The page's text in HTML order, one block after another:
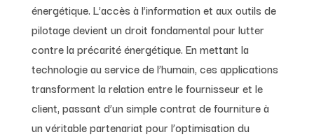
énergétique. L’accès à l’information et aux outils de
pilotage devient un droit fondamental pour lutter
contre la précarité énergétique. En mettant la
technologie au service de l’humain, ces applications
transforment la relation entre le fournisseur et le
client, passant d’un simple contrat de fourniture à
un véritable partenariat pour l’optimisation du